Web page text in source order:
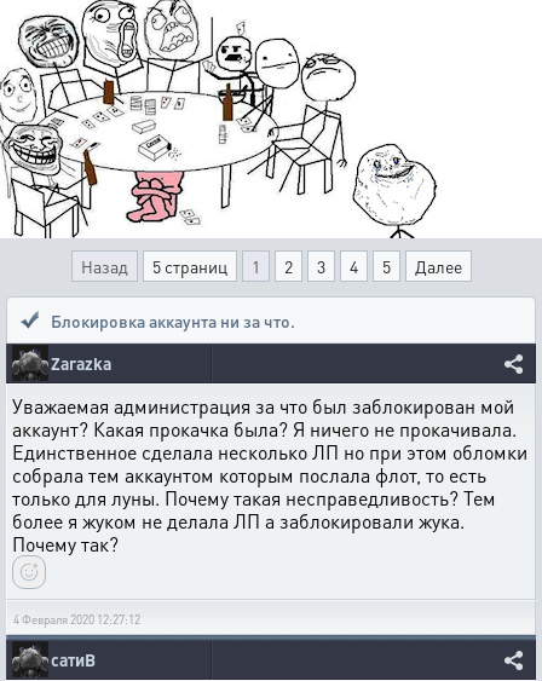
Назад 5 страниц 1 2 3 4 5 Далее
Блокировка аккаунта ни за что.
Zarazka
Уважаемая администрация за что был заблокирован мой
аккаунт? Какая прокачка была? Я ничего не прокачивала.
Единственное сделала несколько ЛП но при этом обломки
собрала тем аккаунтом которым послала флот, то есть
только для луны. Почему такая несправедливость? Тем
более я жуком не делала ЛП а заблокировали жука.
Почему так?
4 Февраля 2020 12:27:12
сатиВ